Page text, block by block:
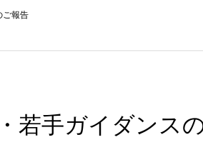
ご報告
若手ガイダンス